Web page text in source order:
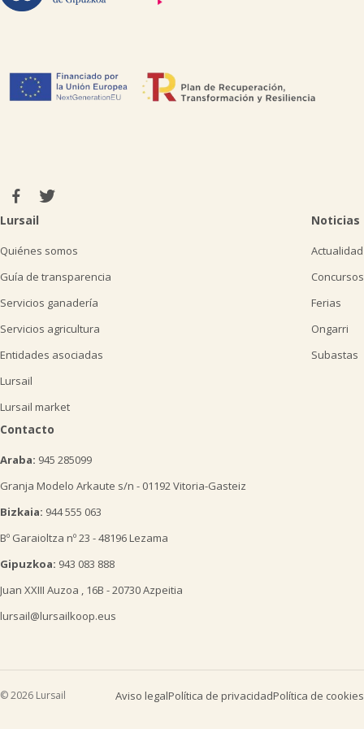
Lursail
Quiénes somos
Guía de transparencia
Servicios ganadería
Servicios agricultura
Entidades asociadas
Lursail
Lursail market
Noticias
Actualidad
Concursos
Ferias
Ongarri
Subastas
Contacto
Araba: 945 285099
Granja Modelo Arkaute s/n - 01192 Vitoria-Gasteiz
Bizkaia: 944 555 063
Bº Garaioltza nº 23 - 48196 Lezama
Gipuzkoa: 943 083 888
Juan XXIII Auzoa , 16B - 20730 Azpeitia
lursail@lursailkoop.eus
© 2026 Lursail Aviso legalPolítica de privacidadPolítica de cookies